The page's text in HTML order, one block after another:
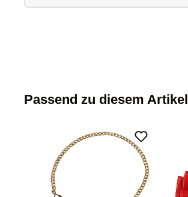
Passend zu diesem Artikel